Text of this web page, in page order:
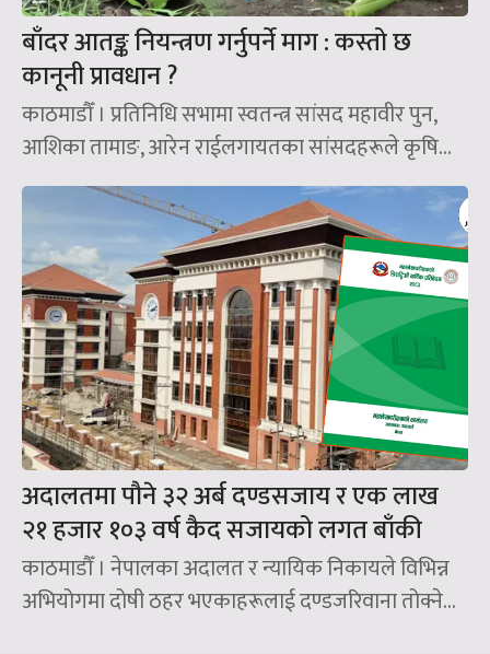
बाँदर आतङ्क नियन्त्रण गर्नुपर्ने माग : कस्तो छ
कानूनी प्रावधान ?
काठमाडौँ । प्रतिनिधि सभामा स्वतन्त्र सांसद महावीर पुन,
आशिका तामाङ, आरेन राईलगायतका सांसदहरूले कृषि...
अदालतमा पौने ३२ अर्ब दण्डसजाय र एक लाख
२१ हजार १०३ वर्ष कैद सजायको लगत बाँकी
काठमाडौँ । नेपालका अदालत र न्यायिक निकायले विभिन्न
अभियोगमा दोषी ठहर भएकाहरूलाई दण्डजरिवाना तोक्ने...